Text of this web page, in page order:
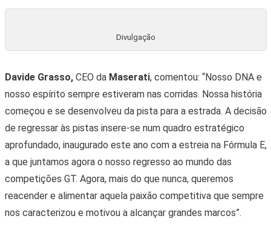
Divulgação
Davide Grasso,CEO da Maserati, comentou: “Nosso DNA e
nosso espírito sempre estiveram nas corridas. Nossa história
começou e se desenvolveu da pista para a estrada. A decisão
de regressar às pistas insere-se num quadro estratégico
aprofundado, inaugurado este ano com a estreia na Fórmula E,
a que juntamos agora o nosso regresso ao mundo das
competições GT. Agora, mais do que nunca, queremos
reacender e alimentar aquela paixão competitiva que sempre
nos caracterizou e motivou a alcançar grandes marcos”.